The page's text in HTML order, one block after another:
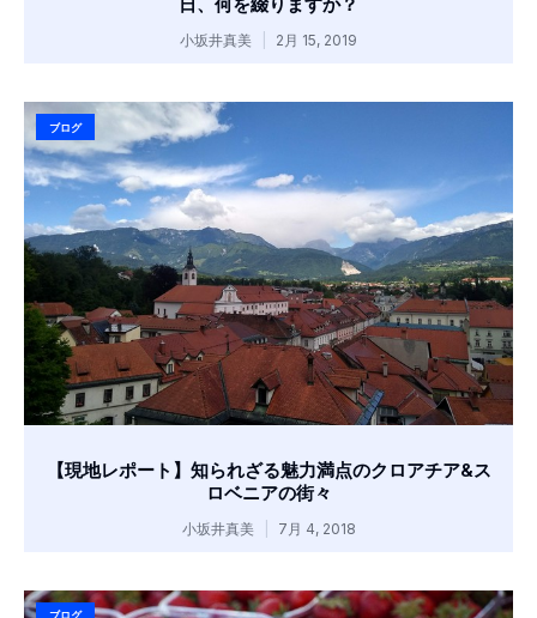
小坂井真美 2月 15, 2019
ブログ
【現地レポート】知られざる魅力満点のクロアチア&ス
ロベニアの街々
小坂井真美 7月 4, 2018
ブログ